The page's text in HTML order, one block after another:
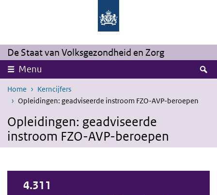
Overslaan en naar de inhoud gaan
De Staat van Volksgezondheid en Zorg
Menu
Home
Kerncijfers
Opleidingen: geadviseerde instroom FZO-AVP-beroepen
Opleidingen: geadviseerde
instroom FZO-AVP-beroepen
4.311